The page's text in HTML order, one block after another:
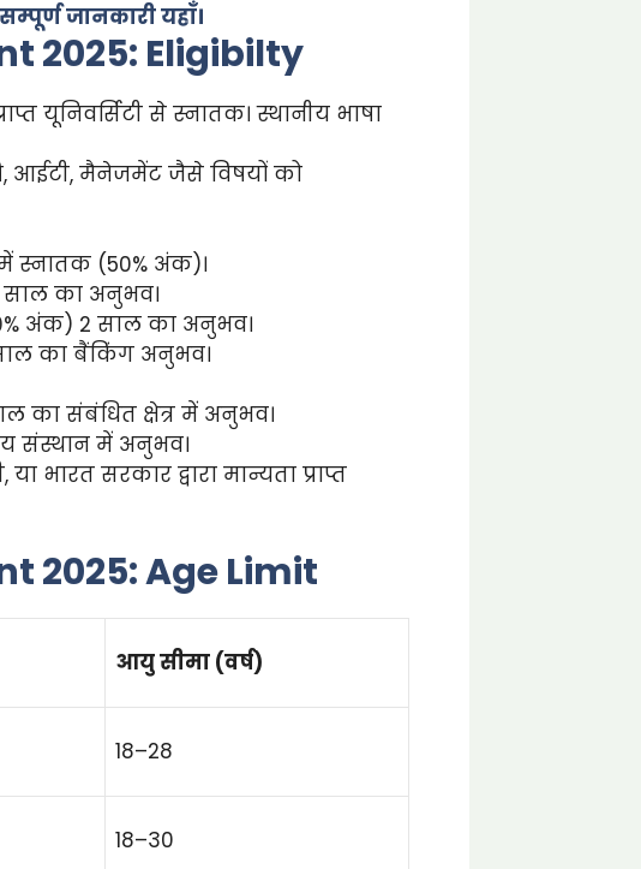
जानकारी यहाँ।
2025: Eligibilty
यूनिवर्सिटी से स्नातक। स्थानीय भाषा
आईटी, मैनेजमेंट जैसे विषयों को
स्नातक (50% अंक)।
साल का अनुभव।
अंक) 2 साल का अनुभव।
का बैंकिंग अनुभव।
का संबंधित क्षेत्र में अनुभव।
संस्थान में अनुभव।
भारत सरकार द्वारा मान्यता प्राप्त
2025: Age Limit
आयु सीमा (वर्ष)
18–28
18–30